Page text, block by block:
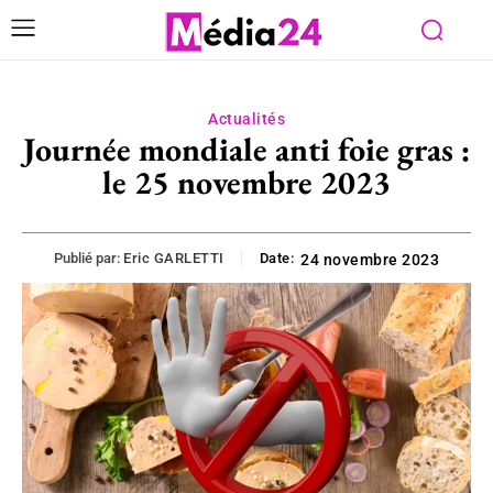
Actualités
Journée mondiale anti foie gras :
le 25 novembre 2023
Publié par: Eric GARLETTI Date: 24 novembre 2023